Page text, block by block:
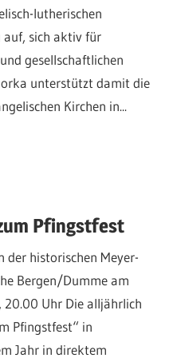
lutherischen
auf, sich aktiv für
gesellschaftlichen
unterstützt damit die
Kirchen in...
Pfingstfest
der historischen Meyer-
Bergen/Dumme am
Uhr Die alljährlich
Pfingstfest“ in
Jahr in direktem